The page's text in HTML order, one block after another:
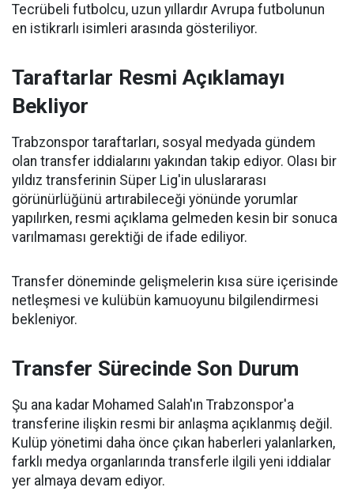
Tecrübeli futbolcu, uzun yıllardır Avrupa futbolunun
en istikrarlı isimleri arasında gösteriliyor.
Taraftarlar Resmi Açıklamayı
Bekliyor
Trabzonspor taraftarları, sosyal medyada gündem
olan transfer iddialarını yakından takip ediyor. Olası bir
yıldız transferinin Süper Lig'in uluslararası
görünürlüğünü artırabileceği yönünde yorumlar
yapılırken, resmi açıklama gelmeden kesin bir sonuca
varılmaması gerektiği de ifade ediliyor.
Transfer döneminde gelişmelerin kısa süre içerisinde
netleşmesi ve kulübün kamuoyunu bilgilendirmesi
bekleniyor.
Transfer Sürecinde Son Durum
Şu ana kadar Mohamed Salah'ın Trabzonspor'a
transferine ilişkin resmi bir anlaşma açıklanmış değil.
Kulüp yönetimi daha önce çıkan haberleri yalanlarken,
farklı medya organlarında transferle ilgili yeni iddialar
yer almaya devam ediyor.